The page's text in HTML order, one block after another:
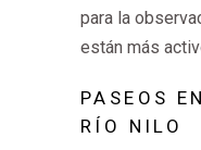
para la
están más
PASEOS
RÍO NILO